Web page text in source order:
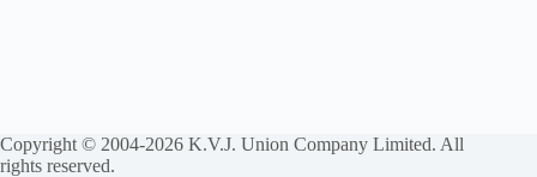
Copyright © 2004-2026 K.V.J. Union Company Limited. All
rights reserved.